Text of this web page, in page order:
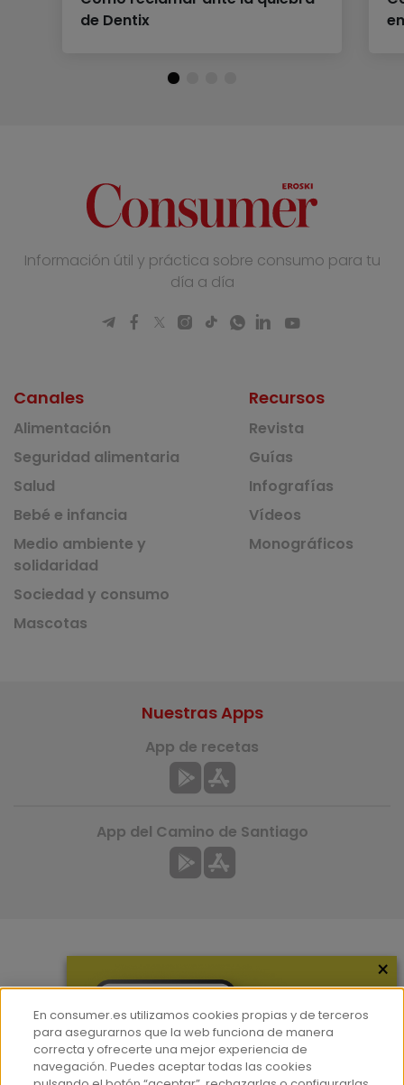
de Dentix
Información útil y práctica sobre consumo para tu
día a día
Canales
Alimentación
Seguridad alimentaria
Salud
Bebé e infancia
Medio ambiente y
solidaridad
Sociedad y consumo
Mascotas
Recursos
Revista
Guías
Infografías
Vídeos
Monográficos
Hemeroteca
Contacto
Nuestras Apps
App de recetas
App del Camino de Santiago
×
En consumer.es utilizamos cookies propias y de terceros
para asegurarnos que la web funciona de manera
correcta y ofrecerte una mejor experiencia de
navegación. Puedes aceptar todas las cookies